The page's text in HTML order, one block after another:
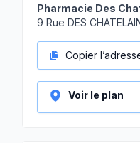
Pharmacie Des
9 Rue DES
Copier
Voir le plan